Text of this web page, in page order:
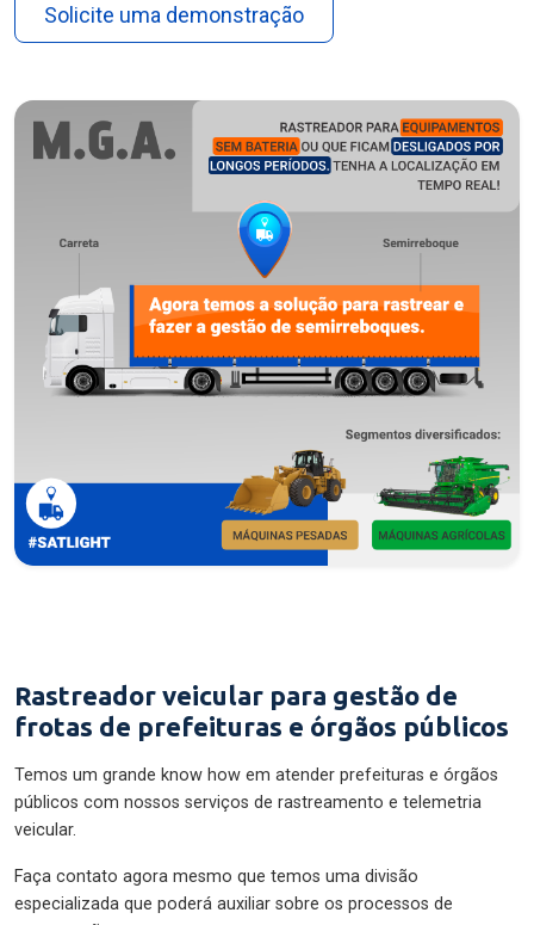
Solicite uma demonstração
Rastreador veicular para gestão de
frotas de prefeituras e órgãos públicos
Temos um grande know how em atender prefeituras e órgãos
públicos com nossos serviços de rastreamento e telemetria
veicular.
Faça contato agora mesmo que temos uma divisão
especializada que poderá auxiliar sobre os processos de